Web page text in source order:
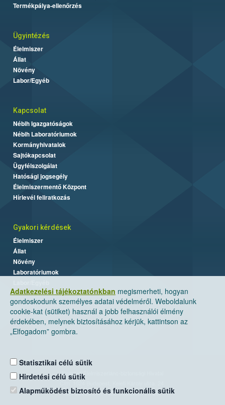
Adatkezelési tájékoztatónkban megismerheti, hogyan
gondoskodunk személyes adatai védelméről. Weboldalunk
cookie-kat (sütiket) használ a jobb felhasználói élmény
érdekében, melynek biztosításához kérjük, kattintson az
„Elfogadom” gombra.
Statisztikai célú sütik
Hirdetési célú sütik
Alapműködést biztosító és funkcionális sütik
Termékpálya-ellenőrzés
Ügyintézés
Élelmiszer
Állat
Növény
Labor/Egyéb
Kapcsolat
Nébih Igazgatóságok
Nébih Laboratóriumok
Kormányhivatalok
Sajtókapcsolat
Ügyfélszolgálat
Hatósági jogsegély
Élelmiszermentő Központ
Hírlevél feliratkozás
Gyakori kérdések
Élelmiszer
Állat
Növény
Laboratóriumok
Nemzeti Élelmiszerlánc-biztonsági Hivatal
Levelezési cím: 1525 Budapest. Pf. 30.